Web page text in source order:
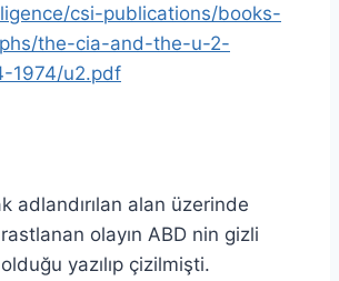
csi-publications/books-
the-cia-and-the-u-2-
1974/u2.pdf
adlandırılan alan üzerinde
olayın ABD nin gizli
yazılıp çizilmişti.